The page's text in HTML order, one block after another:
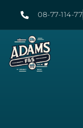
08-77-114-77